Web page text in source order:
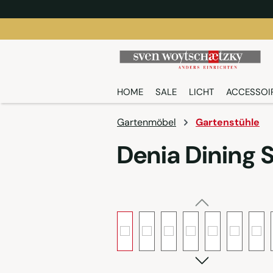
HOME SALE LICHT
Gartenmöbel Gartenstühle
Denia Dining